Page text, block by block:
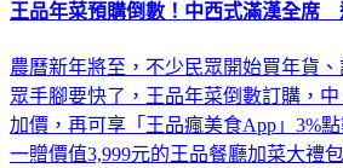
王品年菜預購倒數！中西式滿漢全席
農曆新年將至，不少民眾開始買年貨
眾手腳要快了，王品年菜倒數訂購，
加價，再可享「王品瘋美食App」3%
一贈價值3,999元的王品餐廳加菜大禮